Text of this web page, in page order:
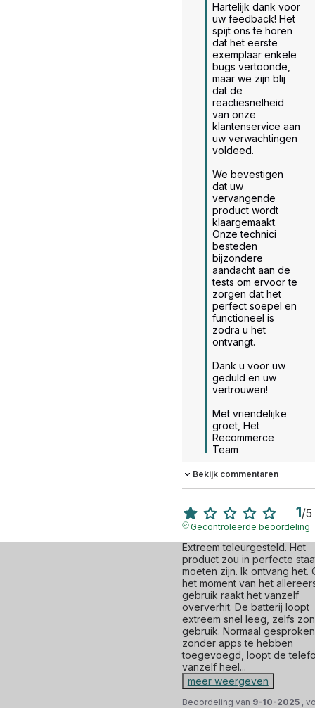
Hartelijk dank voor
uw feedback! Het
spijt ons te horen
dat het eerste
exemplaar enkele
bugs vertoonde,
maar we zijn blij
dat de
reactiesnelheid
van onze
klantenservice aan
uw verwachtingen
voldeed.
We bevestigen
dat uw
vervangende
product wordt
klaargemaakt.
Onze technici
besteden
bijzondere
aandacht aan de
tests om ervoor te
zorgen dat het
perfect soepel en
functioneel is
zodra u het
ontvangt.
Dank u voor uw
geduld en uw
vertrouwen!
Met vriendelijke
groet, Het
Recommerce
Team
Bekijk commentaren
1/5
Gecontroleerde beoordeling
Extreem teleurgesteld. Het
product zou in perfecte
moeten zijn. Ik ontvang het.
het moment van het
gebruik raakt het vanzelf
oververhit. De batterij loopt
extreem snel leeg, zelfs
gebruik. Normaal
zonder apps te hebben
toegevoegd, loopt de
vanzelf heel...
meer weergeven
Beoordeling van 9-10-2025 ,